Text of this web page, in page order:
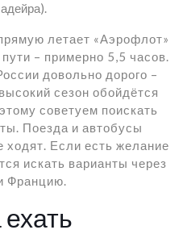
летает «Аэрофлот»
– примерно 5,5 часов.
довольно дорого –
сезон обойдётся
советуем поискать
Поезда и автобусы
Если есть желание
искать варианты через
Францию.